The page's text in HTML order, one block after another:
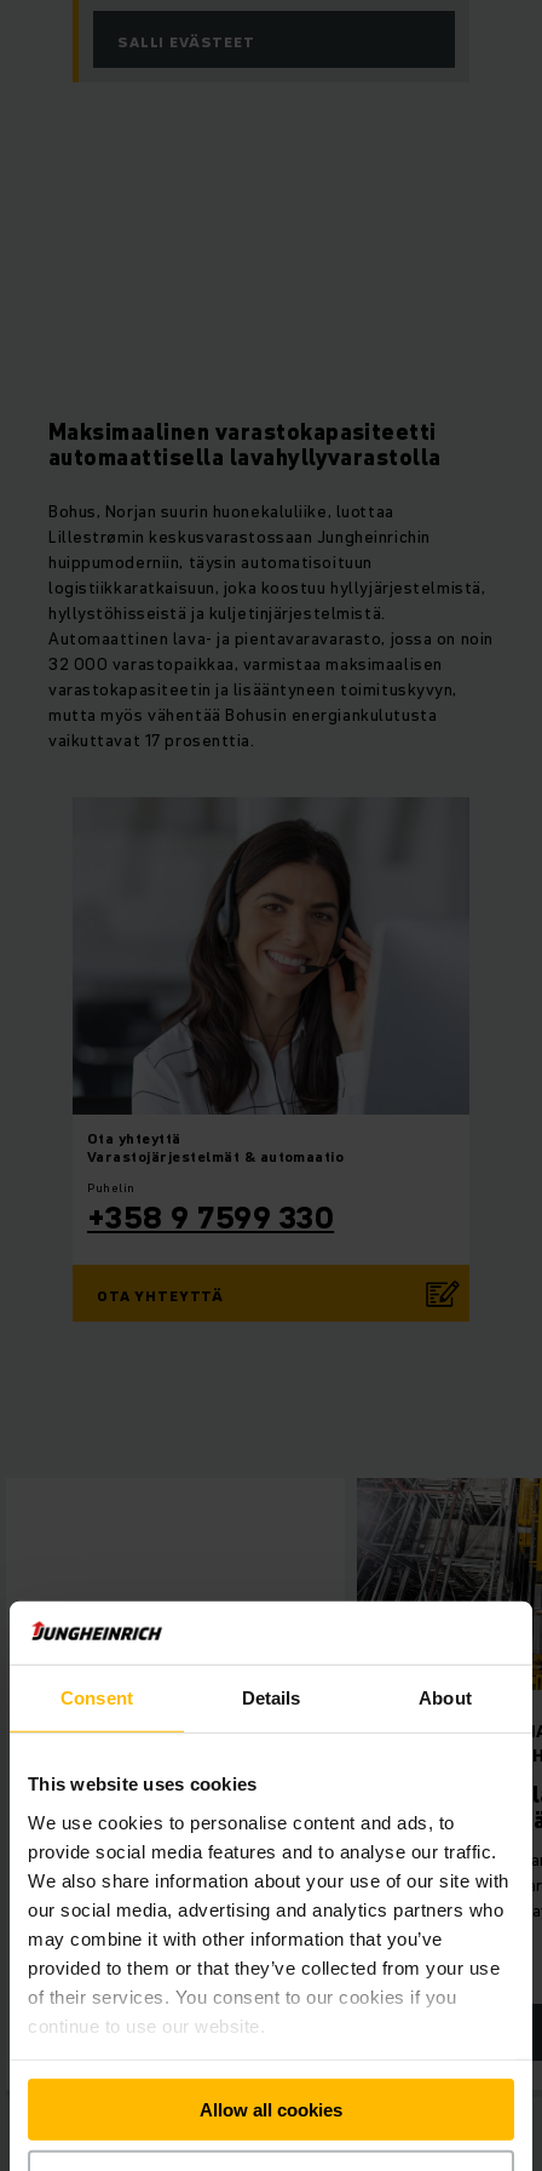
Consent Details About
This website uses cookies
We use cookies to personalise content and ads, to
provide social media features and to analyse our traffic.
We also share information about your use of our site with
our social media, advertising and analytics partners who
may combine it with other information that you’ve
provided to them or that they’ve collected from your use
of their services. You consent to our cookies if you
continue to use our website.
Allow all cookies
SALLI EVÄSTEET
Maksimaalinen varastokapasiteetti
automaattisella lavahyllyvarastolla
Bohus, Norjan suurin huonekaluliike, luottaa
Lillestrømin keskusvarastossaan Jungheinrichin
huippumoderniin, täysin automatisoituun
logistiikkaratkaisuun, joka koostuu hyllyjärjestelmistä,
hyllystöhisseistä ja kuljetinjärjestelmistä.
Automaattinen lava- ja pientavaravarasto, jossa on noin
32 000 varastopaikkaa, varmistaa maksimaalisen
varastokapasiteetin ja lisääntyneen toimituskyvyn,
mutta myös vähentää Bohusin energiankulutusta
vaikuttavat 17 prosenttia.
Ota yhteyttä
Varastojärjestelmät & automaatio
Puhelin
+358 9 7599 330
OTA YHTEYTTÄ
ON
taloudellisuuden
Jungheinrichin
ja räätälöidyt
VAUHDILLA PARHAASEEN
Single- ja tuplasyvä
hyllystöhissijärjestelmä
Huippunopeus ja varastoinnin sekä
varastosta oton tarkkuus ovat
automaattisen lavavaraston A ja O.
LUE LISÄÄ